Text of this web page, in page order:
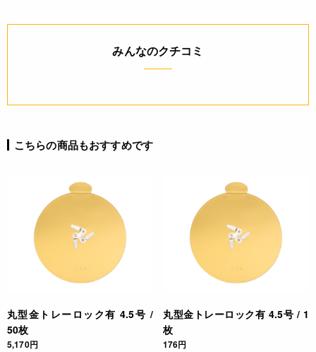
みんなのクチコミ
こちらの商品もおすすめです
丸型金トレーロック有 4.5号 /
50枚
5,170円
丸型金トレーロック有 4.5号 / 1
枚
176円